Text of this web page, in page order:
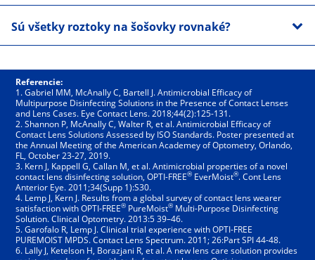
Sú všetky roztoky na šošovky rovnaké?
Referencie:
1. Gabriel MM, McAnally C, Bartell J. Antimicrobial Efficacy of
Multipurpose Disinfecting Solutions in the Presence of Contact Lenses
and Lens Cases. Eye Contact Lens. 2018;44(2):125-131.
2. Shannon P, McAnally C, Walter R, et al. Antimicrobial Efficacy of
Contact Lens Solutions Assessed by ISO Standards. Poster presented at
the Annual Meeting of the American Academey of Optometry, Orlando,
FL, October 23-27, 2019.
3. Kern J, Kappell G, Callan M, et al. Antimicrobial properties of a novel
contact lens disinfecting solution, OPTI-FREE® EverMoist®. Cont Lens
Anterior Eye. 2011;34(Supp 1):S30.
4. Lemp J, Kern J. Results from a global survey of contact lens wearer
satisfaction with OPTI-FREE® PureMoist® Multi-Purpose Disinfecting
Solution. Clinical Optometry. 2013:5 39–46.
5. Garofalo R, Lemp J. Clinical trial experience with OPTI-FREE
PUREMOIST MPDS. Contact Lens Spectrum. 2011; 26:Part SPI 44-48.
6. Lally J, Ketelson H, Borazjani R, et al. A new lens care solution provides